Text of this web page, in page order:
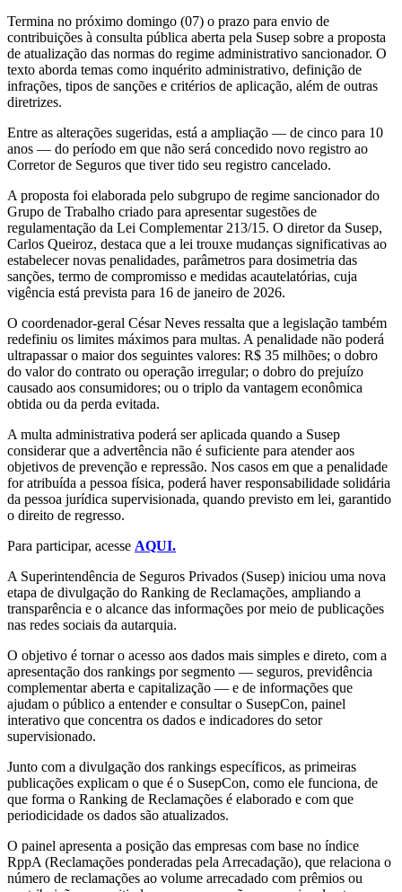
Termina no próximo domingo (07) o prazo para envio de
contribuições à consulta pública aberta pela Susep sobre a proposta
de atualização das normas do regime administrativo sancionador. O
texto aborda temas como inquérito administrativo, definição de
infrações, tipos de sanções e critérios de aplicação, além de outras
diretrizes.
Entre as alterações sugeridas, está a ampliação — de cinco para 10
anos — do período em que não será concedido novo registro ao
Corretor de Seguros que tiver tido seu registro cancelado.
A proposta foi elaborada pelo subgrupo de regime sancionador do
Grupo de Trabalho criado para apresentar sugestões de
regulamentação da Lei Complementar 213/15. O diretor da Susep,
Carlos Queiroz, destaca que a lei trouxe mudanças significativas ao
estabelecer novas penalidades, parâmetros para dosimetria das
sanções, termo de compromisso e medidas acautelatórias, cuja
vigência está prevista para 16 de janeiro de 2026.
O coordenador-geral César Neves ressalta que a legislação também
redefiniu os limites máximos para multas. A penalidade não poderá
ultrapassar o maior dos seguintes valores: R$ 35 milhões; o dobro
do valor do contrato ou operação irregular; o dobro do prejuízo
causado aos consumidores; ou o triplo da vantagem econômica
obtida ou da perda evitada.
A multa administrativa poderá ser aplicada quando a Susep
considerar que a advertência não é suficiente para atender aos
objetivos de prevenção e repressão. Nos casos em que a penalidade
for atribuída a pessoa física, poderá haver responsabilidade solidária
da pessoa jurídica supervisionada, quando previsto em lei, garantido
o direito de regresso.
Para participar, acesse AQUI.
A Superintendência de Seguros Privados (Susep) iniciou uma nova
etapa de divulgação do Ranking de Reclamações, ampliando a
transparência e o alcance das informações por meio de publicações
nas redes sociais da autarquia.
O objetivo é tornar o acesso aos dados mais simples e direto, com a
apresentação dos rankings por segmento — seguros, previdência
complementar aberta e capitalização — e de informações que
ajudam o público a entender e consultar o SusepCon, painel
interativo que concentra os dados e indicadores do setor
supervisionado.
Junto com a divulgação dos rankings específicos, as primeiras
publicações explicam o que é o SusepCon, como ele funciona, de
que forma o Ranking de Reclamações é elaborado e com que
periodicidade os dados são atualizados.
O painel apresenta a posição das empresas com base no índice
RppA (Reclamações ponderadas pela Arrecadação), que relaciona o
número de reclamações ao volume arrecadado com prêmios ou